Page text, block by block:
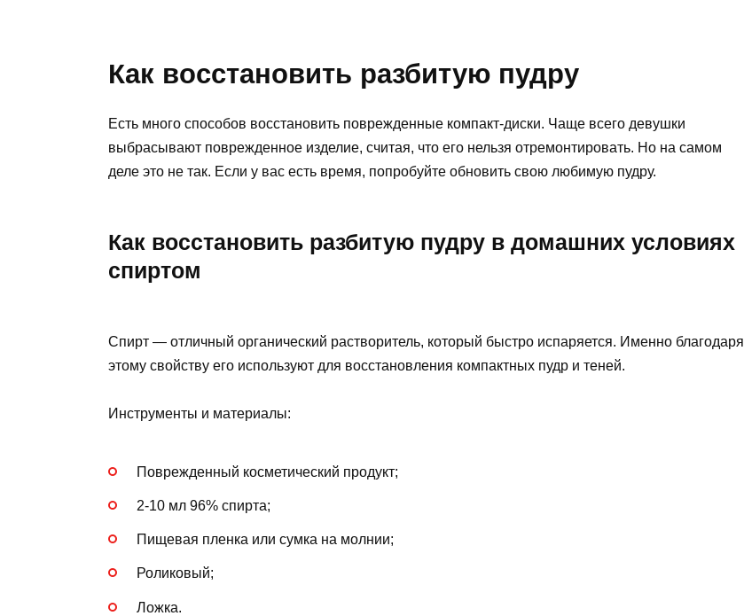
Как восстановить разбитую пудру
Есть много способов восстановить поврежденные компакт-диски. Чаще всего девушки
выбрасывают поврежденное изделие, считая, что его нельзя отремонтировать. Но на самом
деле это не так. Если у вас есть время, попробуйте обновить свою любимую пудру.
Как восстановить разбитую пудру в домашних условиях
спиртом
Спирт — отличный органический растворитель, который быстро испаряется. Именно благодаря
этому свойству его используют для восстановления компактных пудр и теней.
Инструменты и материалы:
Поврежденный косметический продукт;
2-10 мл 96% спирта;
Пищевая пленка или сумка на молнии;
Роликовый;
Ложка.